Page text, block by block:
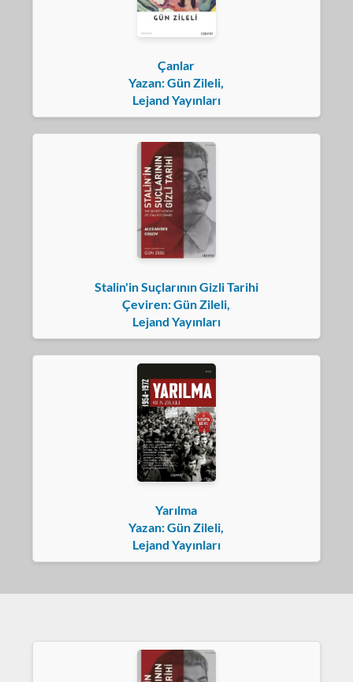
Çanlar
Yazan: Gün Zileli,
Lejand Yayınları
Stalin'in Suçlarının Gizli Tarihi
Çeviren: Gün Zileli,
Lejand Yayınları
Yarılma
Yazan: Gün Zileli,
Lejand Yayınları